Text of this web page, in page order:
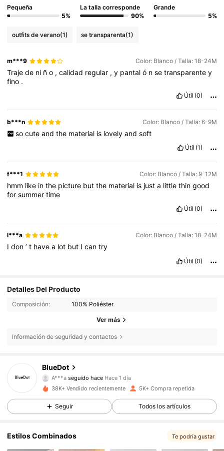
Pequeña
5%
La talla corresponde
90%
Grande
5%
outfits de verano(1) se transparenta(1)
m***9 Color: Blanco / Talla: 18-24M
Trajede ni ño ,calidad regular ,y pantaló nsetransparentey
fino .
Útil (0)
b***n Color: Blanco / Talla: 6-9M
so cute and the material is lovely and soft
Útil (1)
f***1 Color: Blanco / Talla: 9-12M
hmm like inthe picture butthe material is justa littlethingood
forsummertime
Útil (0)
l***a Color: Blanco / Talla: 18-24M
Idon’t havea lot but Icantry
Útil (0)
Detalles Del Producto
Composición: 100% Poliéster
Ver más
Información de seguridad y contactos
BlueDot
A***aseguido hace
p***7 está navegando
4,89
1.9K Seguidores
38K+ Vendido recientemente 5K+ Compra repetida
Seguir Todos los artículos
Estilos Combinados Te podría gustar